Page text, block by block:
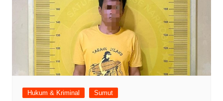
Hukum & Kriminal Sumut